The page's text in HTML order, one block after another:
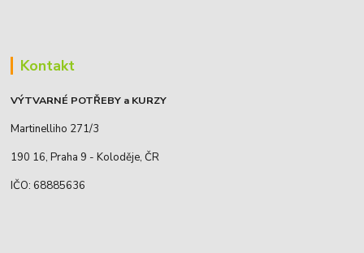
Kontakt
VÝTVARNÉ POTŘEBY a KURZY
Martinelliho 271/3
190 16, Praha 9 - Koloděje, ČR
IČO: 68885636